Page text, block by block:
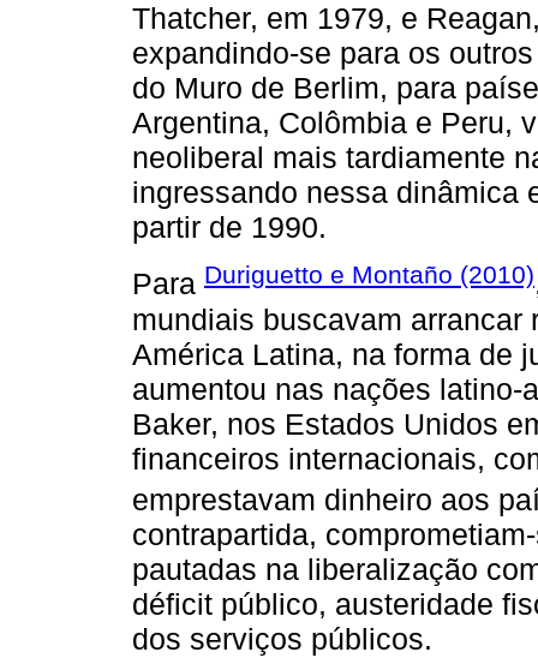
Thatcher, em 1979, e
expandindo-se para os
do Muro de Berlim, para
Argentina, Colômbia e Peru,
neoliberal mais tardiamente
ingressando nessa dinâmica
partir de 1990.
Para Duriguetto e Montaño (2010)
mundiais buscavam
América Latina, na forma de
aumentou nas nações
Baker, nos Estados Unidos
financeiros internacionais,
emprestavam dinheiro aos
contrapartida,
pautadas na liberalização
déficit público, austeridade
dos serviços públicos.